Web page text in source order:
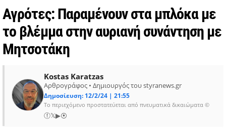
Αγρότες: Παραμένουν στα μπλόκα με
το βλέμμα στην αυριανή συνάντηση με
Μητσοτάκη
Kostas Karatzas
Αρθρογράφος • Δημιουργός του styranews.gr
Δημοσίευση: 12/2/24 | 21:55
Το περιεχόμενο προστατεύεται από πνευματικά δικαιώματα ©
ⓕ𝕏▶⦿